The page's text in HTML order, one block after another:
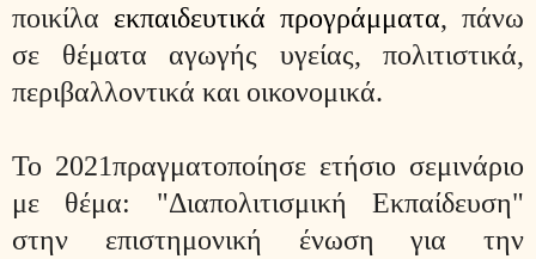
ποικίλα εκπαιδευτικά προγράμματα, πάνω
σε θέματα αγωγής υγείας, πολιτιστικά,
περιβαλλοντικά και οικονομικά.
Το 2021πραγματοποίησε ετήσιο σεμινάριο
με θέμα: "Διαπολιτισμική Εκπαίδευση"
στην επιστημονική ένωση για την